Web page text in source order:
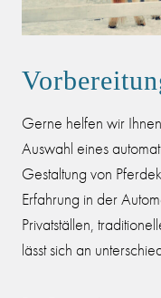
Gerne helfen wir
Auswahl eines
Gestaltung von
Erfahrung in der
Privatställen,
lässt sich an